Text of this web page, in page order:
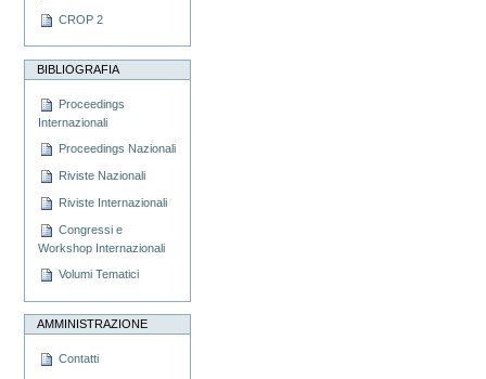
CROP 2
BIBLIOGRAFIA
Proceedings
Internazionali
Proceedings Nazionali
Riviste Nazionali
Riviste Internazionali
Congressi e
Workshop Internazionali
Volumi Tematici
AMMINISTRAZIONE
Contatti